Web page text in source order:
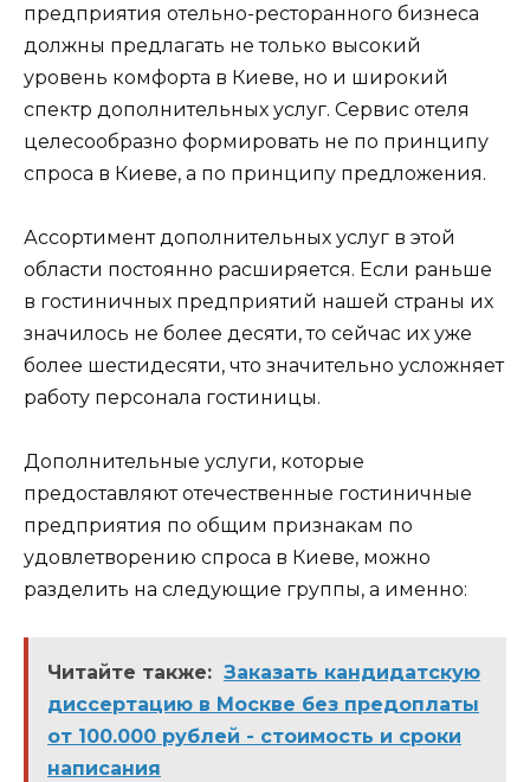
предприятия отельно-ресторанного бизнеса
должны предлагать не только высокий
уровень комфорта в Киеве, но и широкий
спектр дополнительных услуг. Сервис отеля
целесообразно формировать не по принципу
спроса в Киеве, а по принципу предложения.
Ассортимент дополнительных услуг в этой
области постоянно расширяется. Если раньше
в гостиничных предприятий нашей страны их
значилось не более десяти, то сейчас их уже
более шестидесяти, что значительно усложняет
работу персонала гостиницы.
Дополнительные услуги, которые
предоставляют отечественные гостиничные
предприятия по общим признакам по
удовлетворению спроса в Киеве, можно
разделить на следующие группы, а именно:
Читайте также: Заказать кандидатскую
диссертацию в Москве без предоплаты
от 100.000 рублей - стоимость и сроки
написания